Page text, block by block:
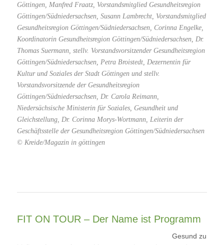
Göttingen, Manfred Fraatz, Vorstandsmitglied Gesundheitsregion
Göttingen/Südniedersachsen, Susann Lambrecht, Vorstandsmitglied
Gesundheitsregion Göttingen/Südniedersachsen, Corinna Engelke,
Koordinatorin Gesundheitsregion Göttingen/Südniedersachsen, Dr.
Thomas Suermann, stellv. Vorstandsvorsitzender Gesundheitsregion
Göttingen/Südniedersachsen, Petra Broistedt, Dezernentin für
Kultur und Soziales der Stadt Göttingen und stellv.
Vorstandsvorsitzende der Gesundheitsregion
Göttingen/Südniedersachsen, Dr. Carola Reimann,
Niedersächsische Ministerin für Soziales, Gesundheit und
Gleichstellung, Dr. Corinna Morys-Wortmann, Leiterin der
Geschäftsstelle der Gesundheitsregion Göttingen/Südniedersachsen
© Kreide/Magazin in göttingen
FIT ON TOUR – Der Name ist Programm
Gesund zu